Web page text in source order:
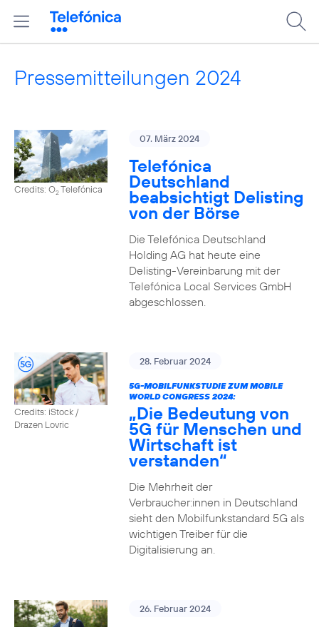
Pressemitteilungen 2024
Credits: O2Telefónica
07. März 2024
Telefónica
Deutschland
beabsichtigt Delisting
von der Börse
Die Telefónica Deutschland
Holding AG hat heute eine
Delisting-Vereinbarung mit der
Telefónica Local Services GmbH
abgeschlossen.
Credits: iStock /
Drazen Lovric
28. Februar 2024
5G-MOBILFUNKSTUDIE ZUM MOBILE
WORLD CONGRESS 2024:
„Die Bedeutung von
5G für Menschen und
Wirtschaft ist
verstanden“
Die Mehrheit der
Verbraucher:innen in Deutschland
sieht den Mobilfunkstandard 5G als
wichtigen Treiber für die
Digitalisierung an.
26. Februar 2024